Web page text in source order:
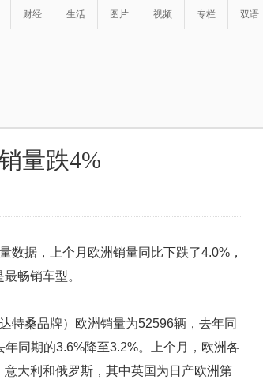
财经 生活 图片 视频 专栏 双语
量跌4%
据，上个月欧洲销量同比下跌了4.0%，
畅销车型。
桑品牌）欧洲销量为52596辆，去年同
同期的3.6%降至3.2%。上个月，欧洲各
大利和俄罗斯，其中英国为日产欧洲第